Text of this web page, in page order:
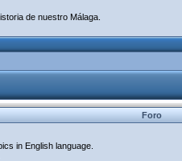
de nuestro Málaga.
Foro
in English language.